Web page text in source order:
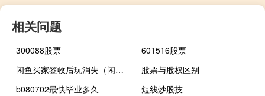
相关问题
300088股票
601516股票
闲鱼买家签收后玩消失（闲鱼买家收货后玩消失）
股票与股权区别
b080702最快毕业多久
短线炒股技